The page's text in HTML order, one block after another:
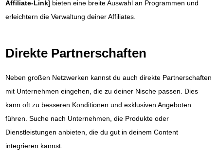
Affiliate-Link] bieten eine breite Auswahl an Programmen und
erleichtern die Verwaltung deiner Affiliates.
Direkte Partnerschaften
Neben großen Netzwerken kannst du auch direkte Partnerschaften
mit Unternehmen eingehen, die zu deiner Nische passen. Dies
kann oft zu besseren Konditionen und exklusiven Angeboten
führen. Suche nach Unternehmen, die Produkte oder
Dienstleistungen anbieten, die du gut in deinem Content
integrieren kannst.